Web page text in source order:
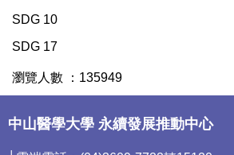
SDG 10
SDG 17
瀏覽人數 ： 135949
中山醫學大學 永續發展推動中心